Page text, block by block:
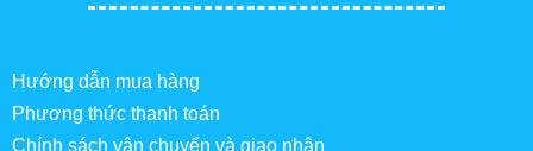
Hướng dẫn mua hàng
Phương thức thanh toán
Chính sách vận chuyển và giao nhận